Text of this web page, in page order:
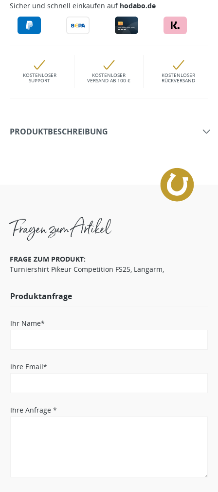
Sicher und schnell einkaufen auf hodabo.de
KOSTENLOSER
SUPPORT
KOSTENLOSER
VERSAND AB 100 €
KOSTENLOSER
RÜCKVERSAND
PRODUKTBESCHREIBUNG
Fragen zum Artikel
FRAGE ZUM PRODUKT:
Turniershirt Pikeur Competition FS25, Langarm,
Produktanfrage
Ihr Name*
Ihre Email*
Ihre Anfrage *